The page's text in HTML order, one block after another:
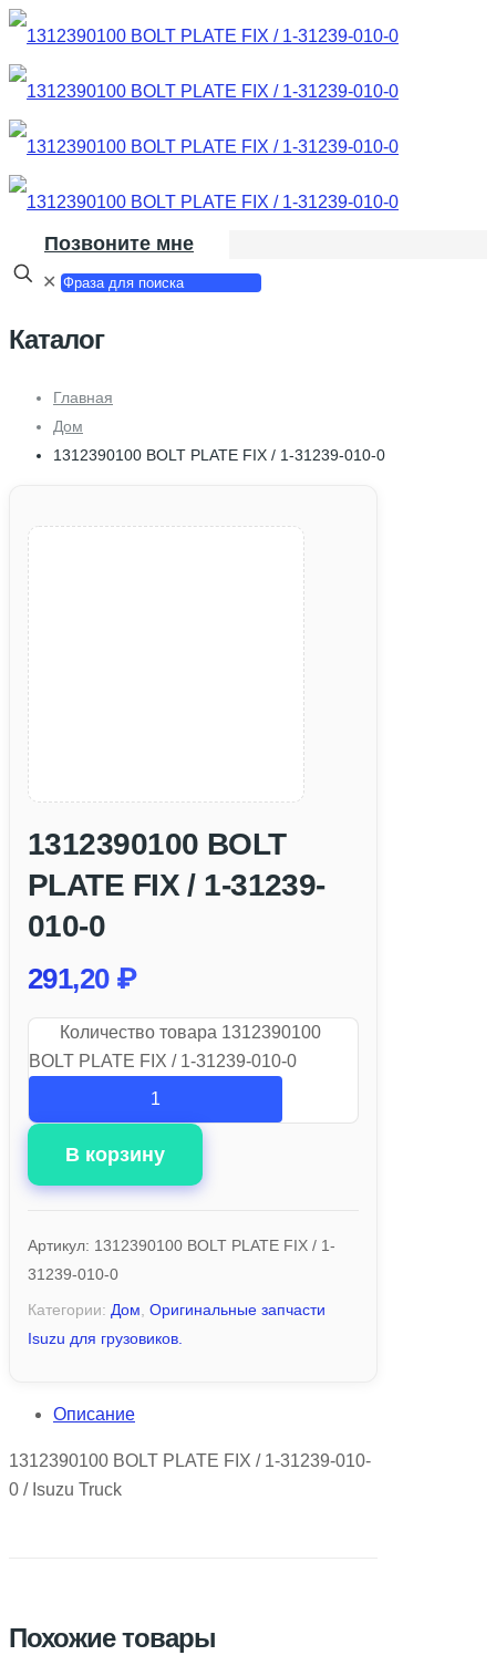
Позвоните мне
✕
Каталог
Главная
Дом
1312390100 BOLT PLATE FIX / 1-31239-010-0
1312390100 BOLT
PLATE FIX / 1-31239-
010-0
291,20 ₽
Количество товара 1312390100
BOLT PLATE FIX / 1-31239-010-0
В корзину
Артикул: 1312390100 BOLT PLATE FIX / 1-
31239-010-0
Категории: Дом Оригинальные запчасти
Isuzu для грузовиков.
Описание
1312390100 BOLT PLATE FIX / 1-31239-010-
0 / Isuzu Truck
Похожие товары